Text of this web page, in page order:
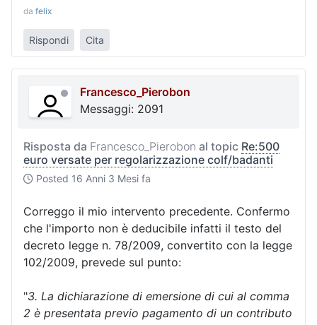
da felix
Rispondi Cita
Francesco_Pierobon
Messaggi: 2091
Risposta da Francesco_Pierobon al topic Re:500
euro versate per regolarizzazione colf/badanti
Posted 16 Anni 3 Mesi fa
Correggo il mio intervento precedente. Confermo
che l'importo non è deducibile infatti il testo del
decreto legge n. 78/2009, convertito con la legge
102/2009, prevede sul punto:
"3. La dichiarazione di emersione di cui al comma
2 è presentata previo pagamento di un contributo